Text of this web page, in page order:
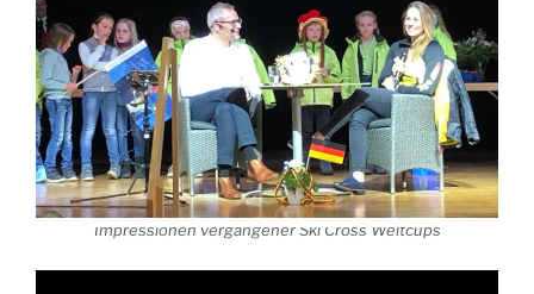
Impressionen vergangener Ski Cross Weltcups